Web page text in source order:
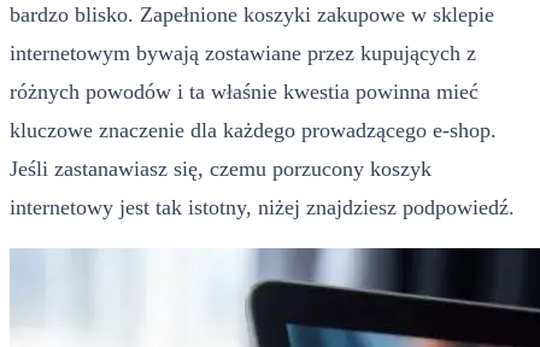
bardzo blisko. Zapełnione koszyki zakupowe w sklepie
internetowym bywają zostawiane przez kupujących z
różnych powodów i ta właśnie kwestia powinna mieć
kluczowe znaczenie dla każdego prowadzącego e-shop.
Jeśli zastanawiasz się, czemu porzucony koszyk
internetowy jest tak istotny, niżej znajdziesz podpowiedź.